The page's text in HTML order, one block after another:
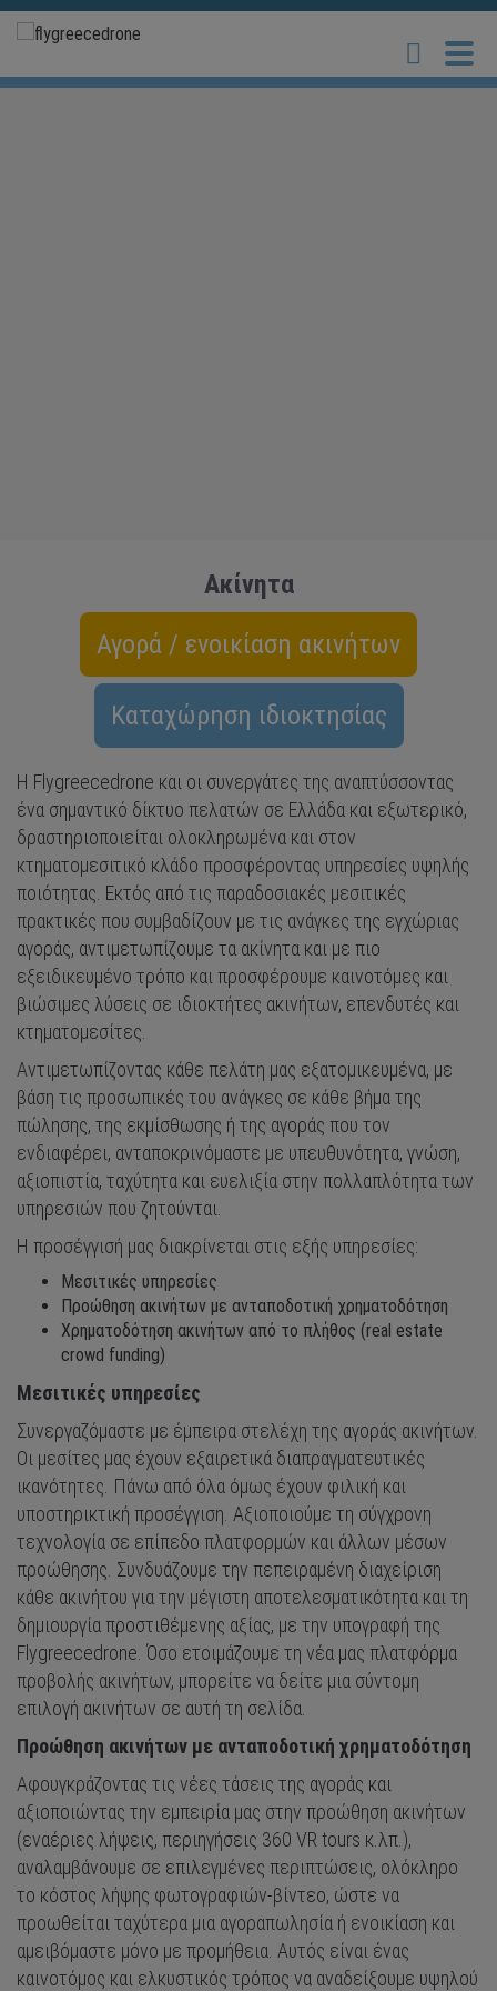
Ακίνητα
Αγορά / ενοικίαση ακινήτων
Καταχώρηση ιδιοκτησίας
Η Flygreecedrone και οι συνεργάτες της αναπτύσσοντας
ένα σημαντικό δίκτυο πελατών σε Ελλάδα και εξωτερικό,
δραστηριοποιείται ολοκληρωμένα και στον
κτηματομεσιτικό κλάδο προσφέροντας υπηρεσίες υψηλής
ποιότητας. Εκτός από τις παραδοσιακές μεσιτικές
πρακτικές που συμβαδίζουν με τις ανάγκες της εγχώριας
αγοράς, αντιμετωπίζουμε τα ακίνητα και με πιο
εξειδικευμένο τρόπο και προσφέρουμε καινοτόμες και
βιώσιμες λύσεις σε ιδιοκτήτες ακινήτων, επενδυτές και
κτηματομεσίτες.
Αντιμετωπίζοντας κάθε πελάτη μας εξατομικευμένα, με
βάση τις προσωπικές του ανάγκες σε κάθε βήμα της
πώλησης, της εκμίσθωσης ή της αγοράς που τον
ενδιαφέρει, ανταποκρινόμαστε με υπευθυνότητα, γνώση,
αξιοπιστία, ταχύτητα και ευελιξία στην πολλαπλότητα των
υπηρεσιών που ζητούνται.
Η προσέγγισή μας διακρίνεται στις εξής υπηρεσίες:
Μεσιτικές υπηρεσίες
Προώθηση ακινήτων με ανταποδοτική χρηματοδότηση
Χρηματοδότηση ακινήτων από το πλήθος (real estate
crowd funding)
Μεσιτικές υπηρεσίες
Συνεργαζόμαστε με έμπειρα στελέχη της αγοράς ακινήτων.
Οι μεσίτες μας έχουν εξαιρετικά διαπραγματευτικές
ικανότητες. Πάνω από όλα όμως έχουν φιλική και
υποστηρικτική προσέγγιση. Αξιοποιούμε τη σύγχρονη
τεχνολογία σε επίπεδο πλατφορμών και άλλων μέσων
προώθησης. Συνδυάζουμε την πεπειραμένη διαχείριση
κάθε ακινήτου για την μέγιστη αποτελεσματικότητα και τη
δημιουργία προστιθέμενης αξίας, με την υπογραφή της
Flygreecedrone. Όσο ετοιμάζουμε τη νέα μας πλατφόρμα
προβολής ακινήτων, μπορείτε να δείτε μια σύντομη
επιλογή ακινήτων σε αυτή τη σελίδα.
Προώθηση ακινήτων με ανταποδοτική χρηματοδότηση
Αφουγκράζοντας τις νέες τάσεις της αγοράς και
αξιοποιώντας την εμπειρία μας στην προώθηση ακινήτων
(εναέριες λήψεις, περιηγήσεις 360 VR tours κ.λπ.),
αναλαμβάνουμε σε επιλεγμένες περιπτώσεις, ολόκληρο
το κόστος λήψης φωτογραφιών-βίντεο, ώστε να
προωθείται ταχύτερα μια αγοραπωλησία ή ενοικίαση και
αμειβόμαστε μόνο με προμήθεια. Αυτός είναι ένας
καινοτόμος και ελκυστικός τρόπος να αναδείξουμε υψηλού